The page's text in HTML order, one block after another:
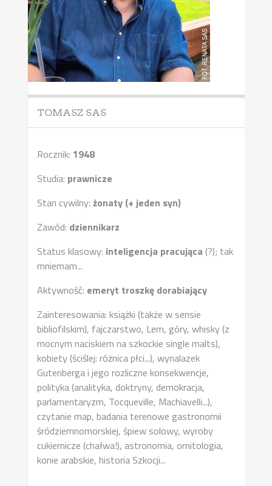
TOMASZ SAS
Rocznik: 1948
Studia: prawnicze
Stan cywilny: żonaty (+ jeden syn)
Zawód: dziennikarz
Status klasowy: inteligencja pracująca (?); tak
mniemam...
Aktywność: emeryt troszkę dorabiający
Zainteresowania: książki (także w sensie
bibliofilskim), fajczarstwo, Lem, góry, whisky (z
mocnym naciskiem na szkockie single malts),
kobiety (ściślej: różnica płci...), wynalazek
Gutenberga i jego rozliczne konsekwencje,
polityka (analityka, doktryny, demokracja,
parlamentaryzm, Tocqueville, Machiavelli...),
czytanie map, badania terenowe gastronomii
śródziemnomorskiej, śpiew solowy, wyroby
cukiernicze (chałwa!), astronomia, ornitologia,
konie arabskie, historia Szkocji...